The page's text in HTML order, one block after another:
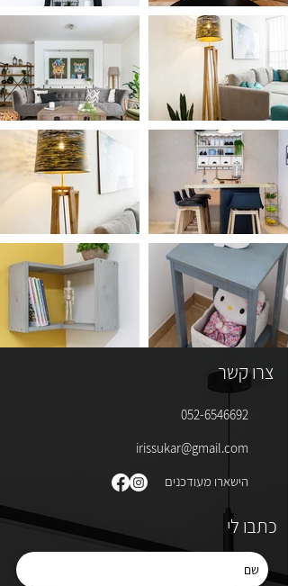
צרו קשר
052-6546692
irissukar@gmail.com
הישארו מעודכנים
כתבו לי